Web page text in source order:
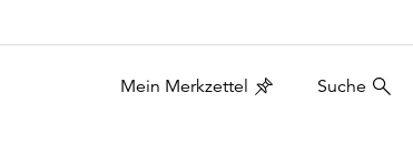
Mein Merkzettel Suche